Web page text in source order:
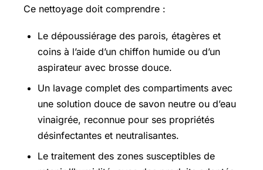
Ce nettoyage doit comprendre :
Le dépoussiérage des parois, étagères et
coins à l’aide d’un chiffon humide ou d’un
aspirateur avec brosse douce.
Un lavage complet des compartiments avec
une solution douce de savon neutre ou d’eau
vinaigrée, reconnue pour ses propriétés
désinfectantes et neutralisantes.
Le traitement des zones susceptibles de